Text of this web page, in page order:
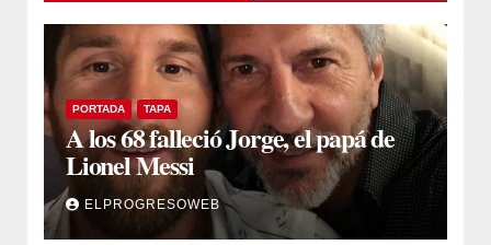
PORTADA TAPA
A los 68 falleció Jorge, el papá de
Lionel Messi
ELPROGRESOWEB